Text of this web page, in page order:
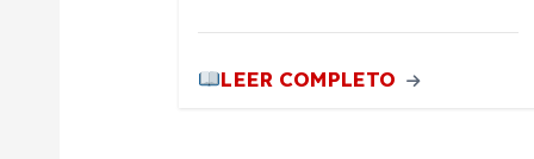
LEER COMPLETO